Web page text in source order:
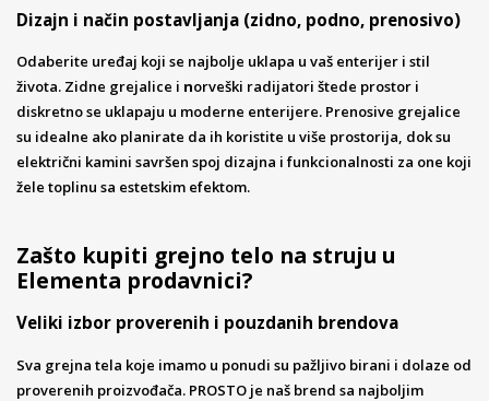
Dizajn i način postavljanja (zidno, podno, prenosivo)
Odaberite uređaj koji se najbolje uklapa u vaš enterijer i stil
života. Zidne grejalice i norveški radijatori štede prostor i
diskretno se uklapaju u moderne enterijere. Prenosive grejalice
su idealne ako planirate da ih koristite u više prostorija, dok su
električni kamini savršen spoj dizajna i funkcionalnosti za one koji
žele toplinu sa estetskim efektom.
Zašto kupiti grejno telo na struju u
Elementa prodavnici?
Veliki izbor proverenih i pouzdanih brendova
Sva grejna tela koje imamo u ponudi su pažljivo birani i dolaze od
proverenih proizvođača. PROSTO je naš brend sa najboljim